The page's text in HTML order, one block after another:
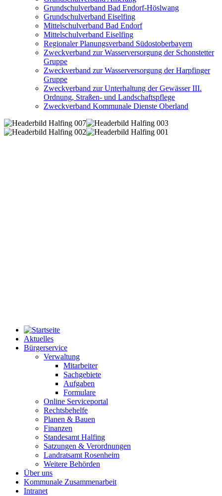
Grundschulverband Bad Endorf-Höslwang
Grundschulverband Eiselfing
Mittelschulverband Bad Endorf
Mittelschulverband Eiselfing
Regionaler Planungsverband Südostoberbayern
Zweckverband zur Wasserversorgung der Schonstetter
Gruppe
Zweckverband zur Wasserversorgung der Harpfinger
Gruppe
Zweckverband zur Unterhaltung der Gewässer III.
Ordnung, Straßen- und Landschaftspflege
Zweckverband Kommunale Dienste Oberland
Aktuelles
Bürgerservice
Verwaltung
Mitarbeiter
Sachgebiete
Aufgaben
Formulare
Online Serviceportal
Rechtsbehelfe
Planen & Bauen
Finanzen
Standesamt Halfing
Satzungen & Verordnungen
Landratsamt Rosenheim
Weitere Behörden
Über uns
Kommunale Zusammenarbeit
Intranet